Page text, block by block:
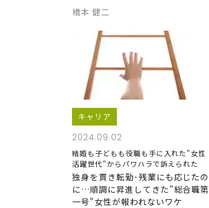
橋本 健二
キャリア
2024.09.02
結婚も子どもも役職も手に入れた"女性
活躍世代"からパワハラで訴えられた
独身を貫き転勤･残業にも応じたの
に…順調に昇進してきた"総合職第
一号"女性が報われないワケ